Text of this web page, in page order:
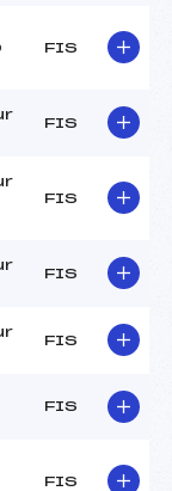
FIS
FIS
FIS
FIS
FIS
FIS
FIS